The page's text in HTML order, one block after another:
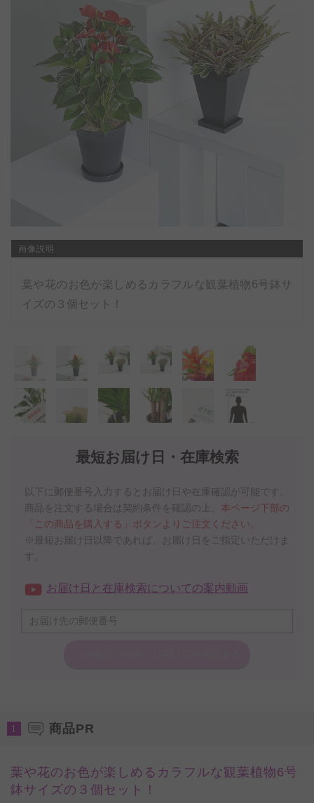
最短お届け日・在庫検索
以下に郵便番号入力するとお届け日や在庫確認が可能です。
商品を注文する場合は契約条件を確認の上、 本ページ下部の
「この商品を購入する」ボタンよりご注文ください。
※最短お届け日以降であれば、お届け日をご指定いただけま
す。
お届け日と在庫検索についての案内動画
画像説明
葉や花のお色が楽しめるカラフルな観葉植物6号鉢サ
イズの３個セット！
1 商品PR
葉や花のお色が楽しめるカラフルな観葉植物6号
鉢サイズの３個セット！